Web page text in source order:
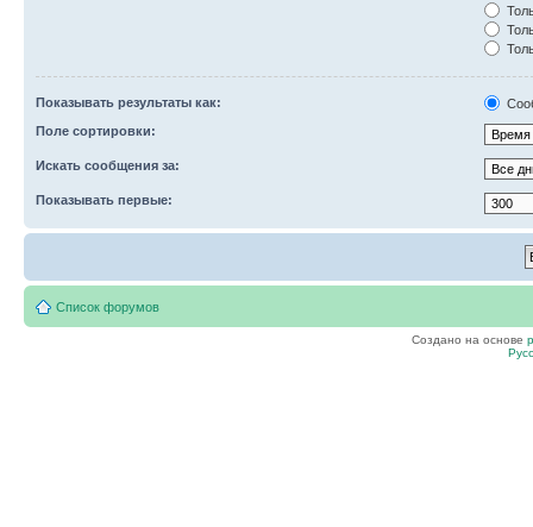
Показывать результаты как:
Поле сортировки:
Искать сообщения за:
Показывать первые:
Список форумов
Создано на основе